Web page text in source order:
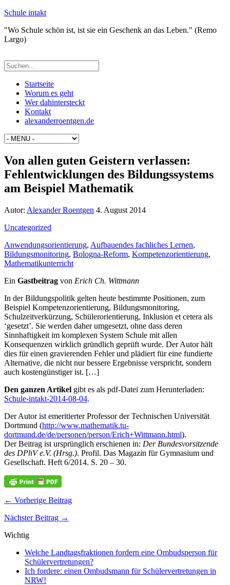
Schule intakt
"Wo Schule schön ist, ist sie ein Geschenk an das Leben." (Remo
Largo)
Startseite
Worum es geht
Wer dahintersteckt
Kontakt
alexanderroentgen.de
Von allen guten Geistern verlassen:
Fehlentwicklungen des Bildungssystems
am Beispiel Mathematik
Autor: Alexander Roentgen 4. August 2014
Uncategorized
Anwendungsorientierung, Aufbauendes fachliches Lernen,
Bildungsmonitoring, Bologna-Reform, Kompetenzorientierung,
Mathematikunterricht
Ein Gastbeitrag von Erich Ch. Wittmann
In der Bildungspolitik gelten heute bestimmte Positionen, zum
Beispiel Kompetenzorientierung, Bildungsmonitoring,
Schulzeitverkürzung, Schülerorientierung, Inklusion et cetera als
‘gesetzt’. Sie werden daher umgesetzt, ohne dass deren
Sinnhaftigkeit im komplexen System Schule mit allen
Konsequenzen wirklich gründlich geprüft wurde. Der Autor hält
dies für einen gravierenden Fehler und plädiert für eine fundierte
Alternative, die nicht nur bessere Ergebnisse verspricht, sondern
auch kostengünstiger ist. […]
Den ganzen Artikel gibt es als pdf-Datei zum Herunterladen:
Schule-intakt-2014-08-04.
Der Autor ist emeritierter Professor der Technischen Universität
Dortmund (http://www.mathematik.tu-
dortmund.de/de/personen/person/Erich+Wittmann.html).
Der Beitrag ist ursprünglich erschienen in: Der Bundesvorsitzende
des DPhV e.V. (Hrsg.). Profil. Das Magazin für Gymnasium und
Gesellschaft. Heft 6/2014. S. 20 – 30.
← Vorherige Beitrag
Nächster Beitrag →
Wichtig
Welche Landtagsfraktionen fordern eine Ombudsperson für
Schülervertretungen?
Ich fordere: einen Ombudsmann für Schülervertretungen in
NRW!